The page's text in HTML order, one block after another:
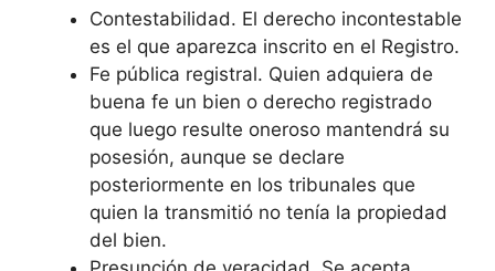
Contestabilidad. El derecho incontestable
es el que aparezca inscrito en el Registro.
Fe pública registral. Quien adquiera de
buena fe un bien o derecho registrado
que luego resulte oneroso mantendrá su
posesión, aunque se declare
posteriormente en los tribunales que
quien la transmitió no tenía la propiedad
del bien.